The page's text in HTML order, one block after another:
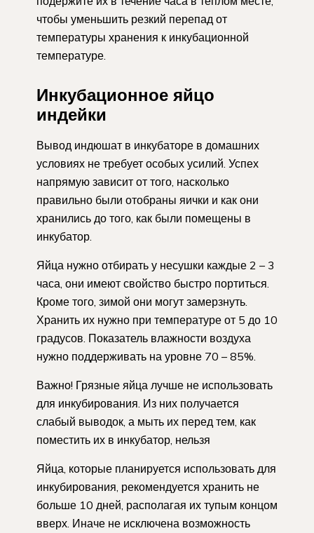
чтобы уменьшить резкий перепад от
температуры хранения к инкубационной
температуре.
Инкубационное яйцо
индейки
Вывод индюшат в инкубаторе в домашних
условиях не требует особых усилий. Успех
напрямую зависит от того, насколько
правильно были отобраны яички и как они
хранились до того, как были помещены в
инкубатор.
Яйца нужно отбирать у несушки каждые 2 – 3
часа, они имеют свойство быстро портиться.
Кроме того, зимой они могут замерзнуть.
Хранить их нужно при температуре от 5 до 10
градусов. Показатель влажности воздуха
нужно поддерживать на уровне 70 – 85%.
Важно! Грязные яйца лучше не использовать
для инкубирования. Из них получается
слабый выводок, а мыть их перед тем, как
поместить их в инкубатор, нельзя
Яйца, которые планируется использовать для
инкубирования, рекомендуется хранить не
больше 10 дней, располагая их тупым концом
вверх. Иначе не исключена возможность